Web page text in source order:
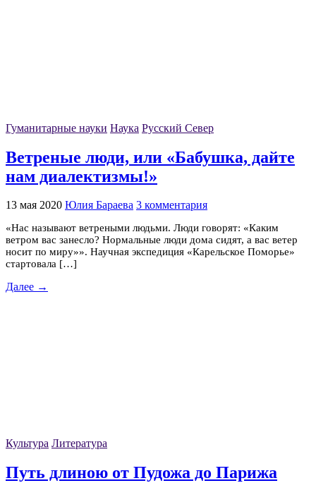
Гуманитарные науки Наука Русский Север
Ветреные люди, или «Бабушка, дайте
нам диалектизмы!»
13 мая 2020 Юлия Бараева 3 комментария
«Нас называют ветреными людьми. Люди говорят: «Каким
ветром вас занесло? Нормальные люди дома сидят, а вас ветер
носит по миру»». Научная экспедиция «Карельское Поморье»
стартовала […]
Далее →
Культура Литература
Путь длиною от Пудожа до Парижа